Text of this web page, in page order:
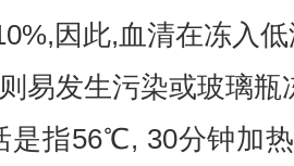
因此,血清在冻入
易发生污染或玻璃瓶
是指56℃, 30分钟加